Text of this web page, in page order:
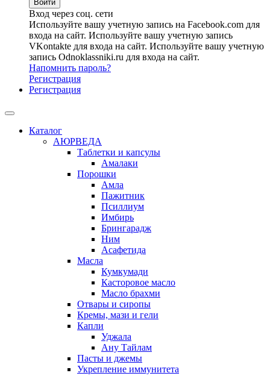
Вход через соц. сети
Используйте вашу учетную запись на Facebook.com для
входа на сайт. Используйте вашу учетную запись
VKontakte для входа на сайт. Используйте вашу учетную
запись Odnoklassniki.ru для входа на сайт.
Напомнить пароль?
Регистрация
Регистрация
Каталог
АЮРВЕДА
Таблетки и капсулы
Амалаки
Порошки
Амла
Пажитник
Псиллиум
Имбирь
Брингарадж
Ним
Асафетида
Масла
Кумкумади
Касторовое масло
Масло брахми
Отвары и сиропы
Кремы, мази и гели
Капли
Уджала
Ану Тайлам
Пасты и джемы
Укрепление иммунитета